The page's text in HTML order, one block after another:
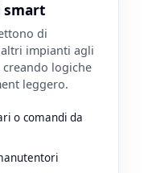
smart
di
altri impianti agli
creando logiche
leggero.
o comandi da